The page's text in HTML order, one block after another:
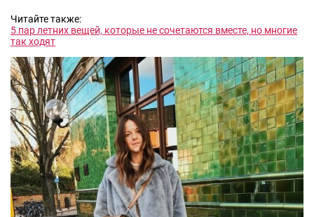
Читайте также:
5 пар летних вещей, которые не сочетаются вместе, но многие
так ходят